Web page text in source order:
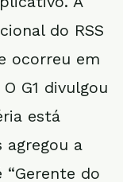
do RSS
ocorreu em
G1 divulgou
está
agregou a
do